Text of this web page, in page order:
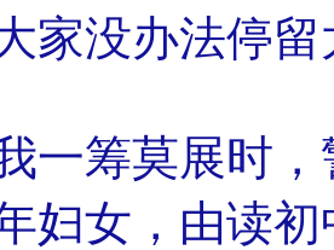
家没办法停
筹莫展时，
妇女，由读